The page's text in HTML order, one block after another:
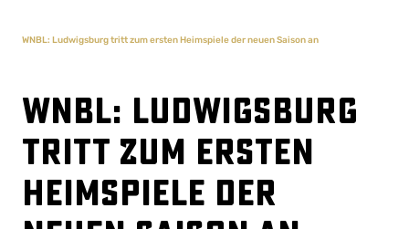
WNBL: Ludwigsburg tritt zum ersten Heimspiele der neuen Saison an
WNBL: Ludwigsburg
tritt zum ersten
Heimspiele der